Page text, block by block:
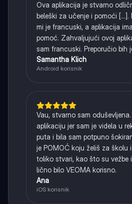
Ova aplikacija je stvarno
beleški za učenje i pomoći [...].
mi je francuski, a aplikacija
pomoć. Zahvaljujući ovoj
sam francuski. Preporučio bih
Samantha Klich
Android korisnik
Vau, stvarno sam
aplikaciju jer sam je videla u
puta i bila sam potpuno
je POMOĆ koju želiš za školu
toliko stvari, kao što su vežbe
lično bilo VEOMA korisno.
Ana
iOS korisnik